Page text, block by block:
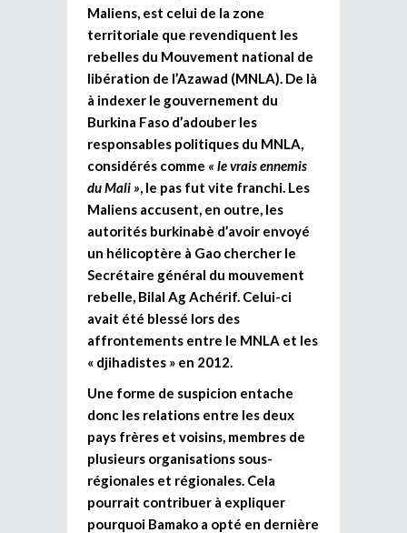
Maliens, est celui de la zone
territoriale que revendiquent les
rebelles du Mouvement national de
libération de l’Azawad (MNLA). De là
à indexer le gouvernement du
Burkina Faso d’adouber les
responsables politiques du MNLA,
considérés comme « le vrais ennemis
du Mali » , le pas fut vite franchi. Les
Maliens accusent, en outre, les
autorités burkinabè d’avoir envoyé
un hélicoptère à Gao chercher le
Secrétaire général du mouvement
rebelle, Bilal Ag Achérif. Celui-ci
avait été blessé lors des
affrontements entre le MNLA et les
« djihadistes » en 2012.
Une forme de suspicion entache
donc les relations entre les deux
pays frères et voisins, membres de
plusieurs organisations sous-
régionales et régionales. Cela
pourrait contribuer à expliquer
pourquoi Bamako a opté en dernière